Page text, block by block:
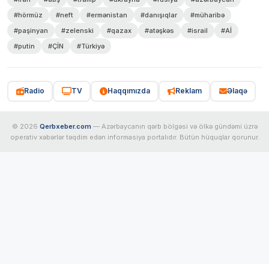
#hörmüz
#neft #ermənistan #danışıqlar
#müharibə
#paşinyan
#zelenski #qazax #atəşkəs #israil
#Aİ
#putin
#ÇİN #Türkiyə
Radio TV Haqqımızda Reklam Əlaqə
© 2026 Qerbxeber.com — Azərbaycanın qərb bölgəsi və ölkə gündəmi üzrə
operativ xəbərlər təqdim edən informasiya portalıdır. Bütün hüquqlar qorunur.